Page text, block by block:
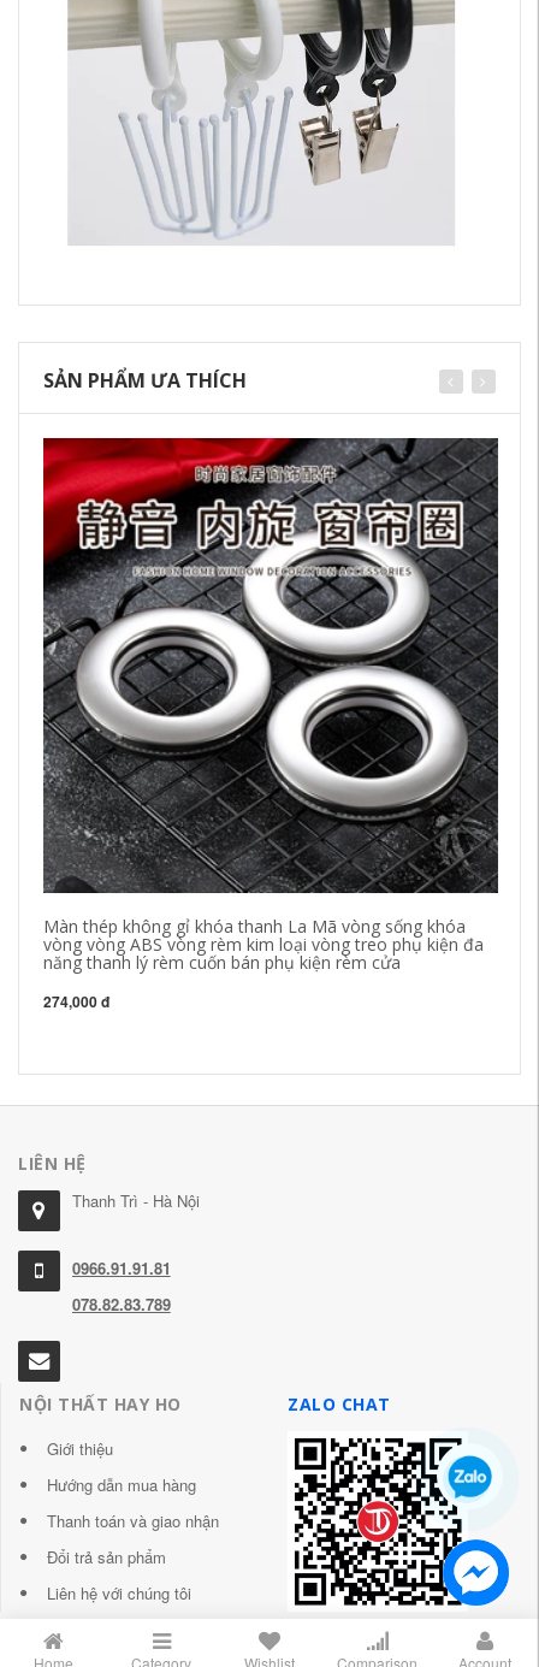
SẢN PHẨM ƯA THÍCH
Màn thép không gỉ khóa thanh La Mã vòng sống khóa
vòng vòng ABS vòng rèm kim loại vòng treo phụ kiện đa
năng thanh lý rèm cuốn bán phụ kiện rèm cửa
274,000 đ
LIÊN HỆ
Thanh Trì - Hà Nội
0966.91.91.81
078.82.83.789
NỘI THẤT HAY HO
Giới thiệu
Hướng dẫn mua hàng
Thanh toán và giao nhận
Đổi trả sản phẩm
Liên hệ với chúng tôi
ZALO CHAT
Home Category Wishlist Comparison Account